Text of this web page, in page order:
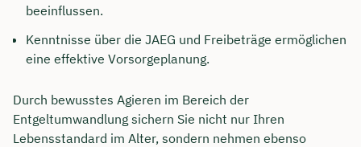
beeinflussen.
Kenntnisse über die JAEG und Freibeträge ermöglichen
eine effektive Vorsorgeplanung.
Durch bewusstes Agieren im Bereich der
Entgeltumwandlung sichern Sie nicht nur Ihren
Lebensstandard im Alter, sondern nehmen ebenso